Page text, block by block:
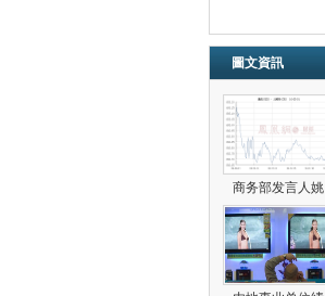
圖文資訊
商务部发言人姚